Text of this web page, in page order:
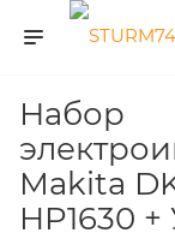
Набор
Makita
HP1630